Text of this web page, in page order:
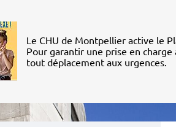
Le CHU de Montpellier active le
Pour garantir une prise en
tout déplacement aux urgences.